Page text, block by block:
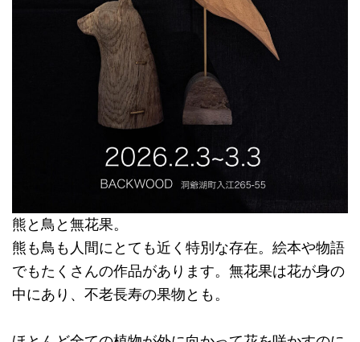
熊と鳥と無花果。
熊も鳥も人間にとても近く特別な存在。絵本や物語
でもたくさんの作品があります。無花果は花が身の
中にあり、不老長寿の果物とも。